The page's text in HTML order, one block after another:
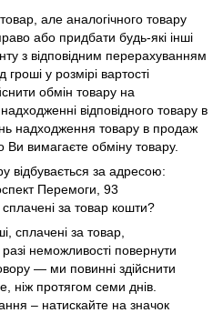
але аналогічного товару
або придбати будь-які інші
з відповідним перерахуванням
у розмірі вартості
обмін товару на
відповідного товару в
надходження товару в продаж
вимагаєте обміну товару.
відбувається за адресою:
Перемоги, 93
за товар кошти?
сплачені за товар,
неможливості повернути
— ми повинні здійснити
ніж протягом семи днів.
– натискайте на значок